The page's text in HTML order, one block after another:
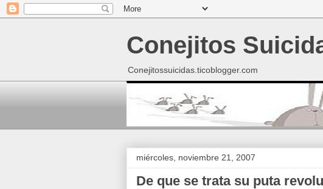
Conejitos
Conejitossuicidas.ticoblogger.com
miércoles, noviembre 21, 2007
De que se trata su puta